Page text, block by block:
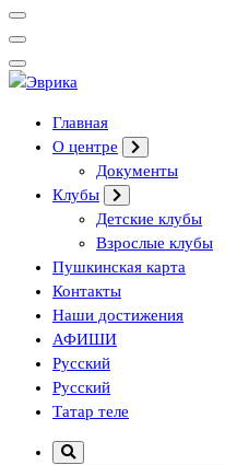
Городской культурный
Городской культурный
Главная
О центре
Документы
Клубы
Детские клубы
Взрослые клубы
Пушкинская карта
Контакты
Наши достижения
АФИШИ
Русский
Русский
Татар теле